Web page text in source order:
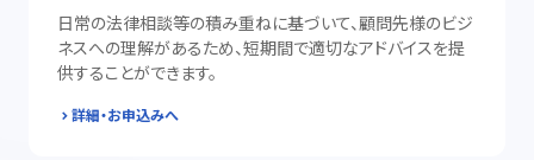
日常の法律相談等の積み重ねに基づいて、顧問先様のビジ
ネスへの理解があるため、短期間で適切なアドバイスを提
供することができます。
詳細・お申込みへ